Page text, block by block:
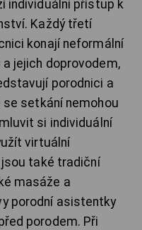
individuální přístup k
Každý třetí
konají neformální
jejich doprovodem,
porodnici a
se setkání nemohou
si individuální
virtuální
také tradiční
masáže a
porodní asistentky
porodem. Při